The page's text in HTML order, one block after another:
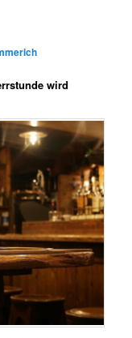
wird